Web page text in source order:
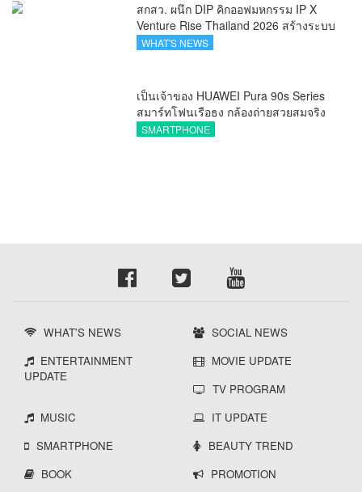
สกสว. ผนึก DIP คิกออฟมหกรรม IP X
Venture Rise Thailand 2026 สร้างระบบ
นิเวศเชื่อมทรัพย์สินทางปัญญาผ่าน
WHAT'S NEWS
เป็นเจ้าของ HUAWEI Pura 90s Series
สมาร์ทโฟนเรือธง กล้องถ่ายสวยสมจริง
ทุกระยะ พร้อมของสมนาคุณและสิทธิ
SMARTPHONE
WHAT'S NEWS
SOCIAL NEWS
ENTERTAINMENT
UPDATE
MOVIE UPDATE
TV PROGRAM
MUSIC
IT UPDATE
SMARTPHONE
BEAUTY TREND
BOOK
PROMOTION